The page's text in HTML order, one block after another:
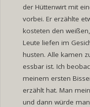
der Hüttenwirt mit
vorbei. Er erzählte
kosteten den
Leute liefen im
husten. Alle kamen
essbar ist. Ich
meinem ersten
erzählt hat. Man
und dann würde